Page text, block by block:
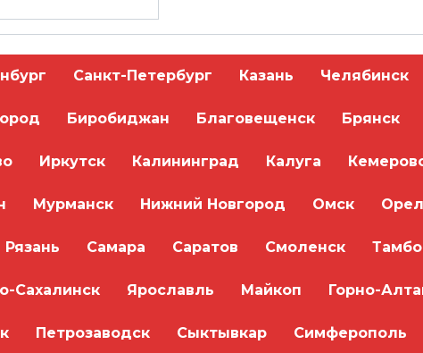
и адрес сайта в этом браузере для последующих моих
консультация + скидка до 30%!
Санкт-Петербург Казань Челябинск
Биробиджан Благовещенск Брянск
Иркутск Калининград Калуга
Мурманск Нижний Новгород Омск Орел
Рязань Самара Саратов Смоленск
Сахалинск Ярославль Майкоп Горно-
Петрозаводск Сыктывкар Симферополь